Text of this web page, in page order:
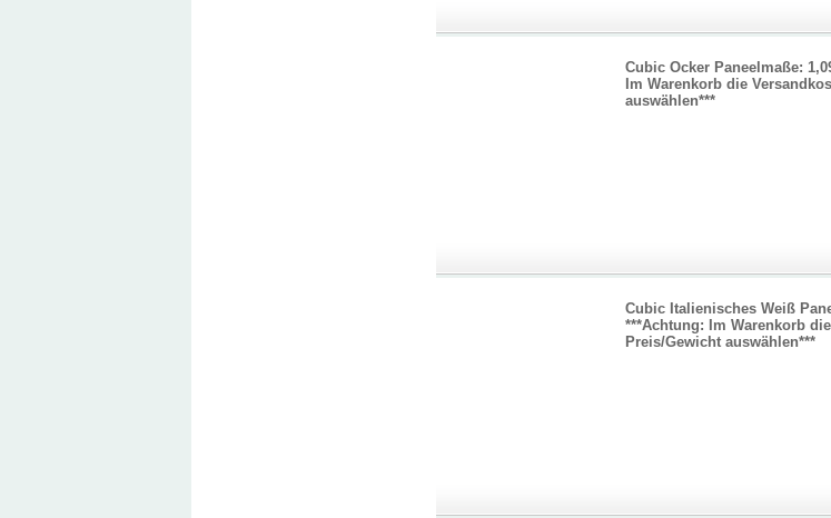
Cubic Ocker Paneelmaße:
Im Warenkorb die
auswählen***
Cubic Italienisches Weiß
***Achtung: Im Warenkorb
Preis/Gewicht auswählen***